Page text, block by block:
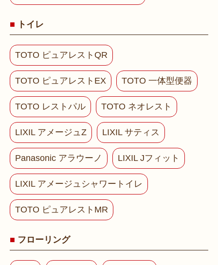
トイレ
TOTO ピュアレストQR
TOTO ピュアレストEX TOTO 一体型便器
TOTO レストパル TOTO ネオレスト
LIXIL アメージュZ LIXIL サティス
Panasonic アラウーノ LIXIL Jフィット
LIXIL アメージュシャワートイレ
TOTO ピュアレストMR
フローリング